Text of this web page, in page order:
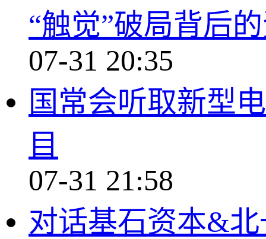
“触觉”破局背后
07-31 20:35
国常会听取新型
目
07-31 21:58
对话基石资本&